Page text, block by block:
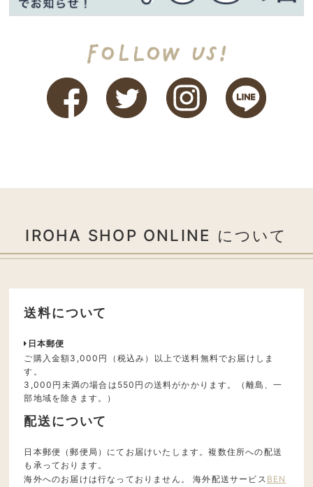
IROHA SHOP ONLINE について
送料について
日本郵便
ご購入金額3,000円（税込み）以上で送料無料でお届けしま
す。
3,000円未満の場合は550円の送料がかかります。（離島、一
部地域を除きます。）
配送について
日本郵便（郵便局）にてお届けいたします。複数住所への配送
も承っております。
海外へのお届けは行なっておりません。 海外配送サービス BEN